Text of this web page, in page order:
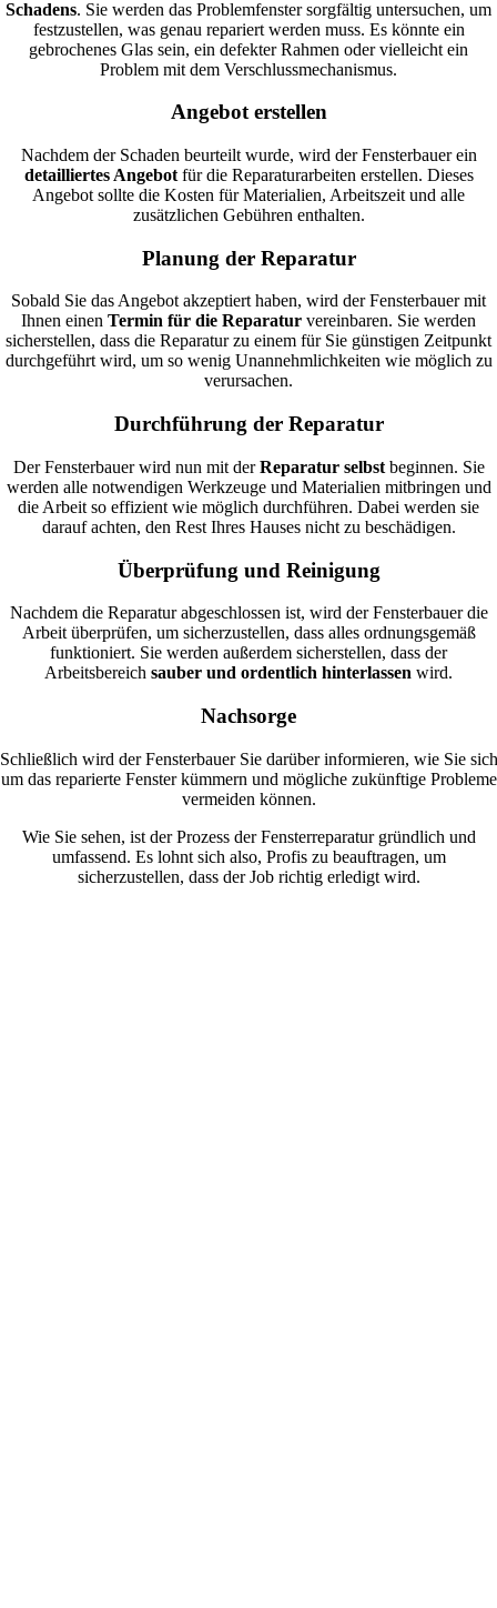
Schadens. Sie werden das Problemfenster sorgfältig untersuchen, um
festzustellen, was genau repariert werden muss. Es könnte ein
gebrochenes Glas sein, ein defekter Rahmen oder vielleicht ein
Problem mit dem Verschlussmechanismus.
Angebot erstellen
Nachdem der Schaden beurteilt wurde, wird der Fensterbauer ein
detailliertes Angebotfür die Reparaturarbeiten erstellen. Dieses
Angebot sollte die Kosten für Materialien, Arbeitszeit und alle
zusätzlichen Gebühren enthalten.
Planung der Reparatur
Sobald Sie das Angebot akzeptiert haben, wird der Fensterbauer mit
Ihnen einen Termin für die Reparatur vereinbaren. Sie werden
sicherstellen, dass die Reparatur zu einem für Sie günstigen Zeitpunkt
durchgeführt wird, um so wenig Unannehmlichkeiten wie möglich zu
verursachen.
Durchführung der Reparatur
Der Fensterbauer wird nun mit derReparatur selbstbeginnen. Sie
werden alle notwendigen Werkzeuge und Materialien mitbringen und
die Arbeit so effizient wie möglich durchführen. Dabei werden sie
darauf achten, den Rest Ihres Hauses nicht zu beschädigen.
Überprüfung und Reinigung
Nachdem die Reparatur abgeschlossen ist, wird der Fensterbauer die
Arbeit überprüfen, um sicherzustellen, dass alles ordnungsgemäß
funktioniert. Sie werden außerdem sicherstellen, dass der
Arbeitsbereich sauber und ordentlich hinterlassen wird.
Nachsorge
Schließlich wird der Fensterbauer Sie darüber informieren, wie Sie sich
um das reparierte Fenster kümmern und mögliche zukünftige Probleme
vermeiden können.
Wie Sie sehen, ist der Prozess der Fensterreparatur gründlich und
umfassend. Es lohnt sich also, Profis zu beauftragen, um
sicherzustellen, dass der Job richtig erledigt wird.